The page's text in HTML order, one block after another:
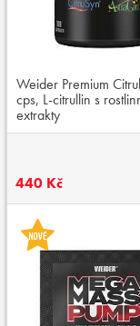
Weider Premium
cps, L-citrullin s
extrakty
440 Kč